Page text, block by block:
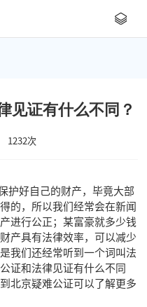
见证有什么不同？
1232次
好自己的财产，毕竟大部
的，所以我们经常会在新闻
进行公正；某富豪就多少钱
产具有法律效率，可以减少
我们还经常听到一个词叫法
证和法律见证有什么不同
北京疑难公证可以了解更多